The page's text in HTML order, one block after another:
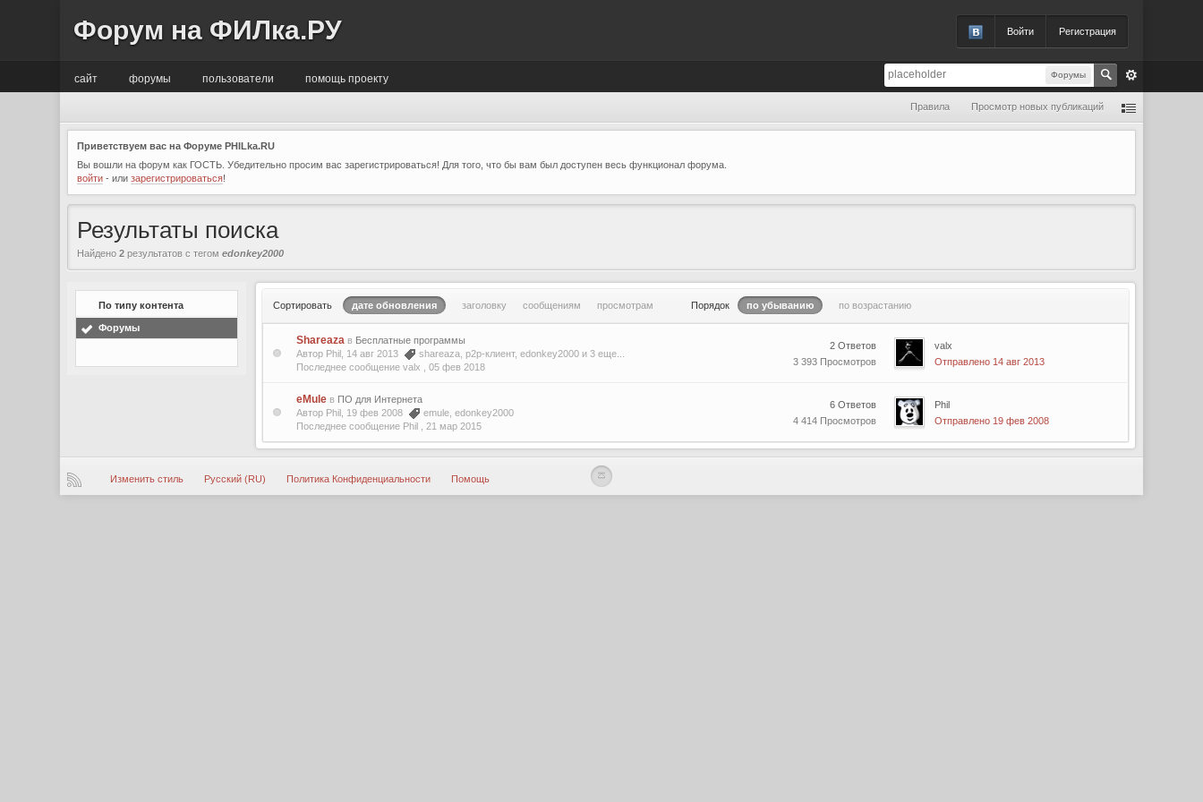
Войти Регистрация
Форум на ФИЛка.РУ
Форумы
сайт помощь проекту
форумы пользователи
Правила Просмотр новых публикаций
Приветствуем вас на Форуме PHILka.RU
Вы вошли на форум как ГОСТЬ. Убедительно просим вас зарегистрироваться! Для того, что бы вам был доступен весь функционал форума.
войти - илизарегистрироваться!
Результаты поиска
Найдено2 результатов с тегомedonkey2000
По типу контента
Форумы
Сортировать дате обновления заголовку сообщениям просмотрам Порядок по убыванию по возрастанию
Shareaza в Бесплатные программы
Автор Phil, 14 авг 2013
shareaza ,p2p-клиент,edonkey2000 и 3 еще...
Последнее сообщение valx ,05 фев 2018
2 Ответов
3 393 Просмотров
valx
Отправлено 14 авг 2013
eMule в ПО для Интернета
Автор Phil, 19 фев 2008
emule ,edonkey2000
Последнее сообщение Phil , 21 мар 2015
6 Ответов
4 414 Просмотров
Phil
Отправлено 19 фев 2008
Изменить стиль Русский (RU) Политика Конфиденциальности Помощь